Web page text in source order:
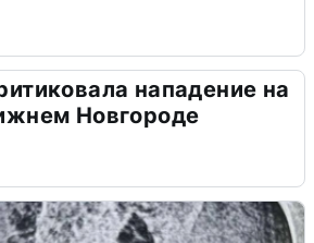
нападение на
Новгороде